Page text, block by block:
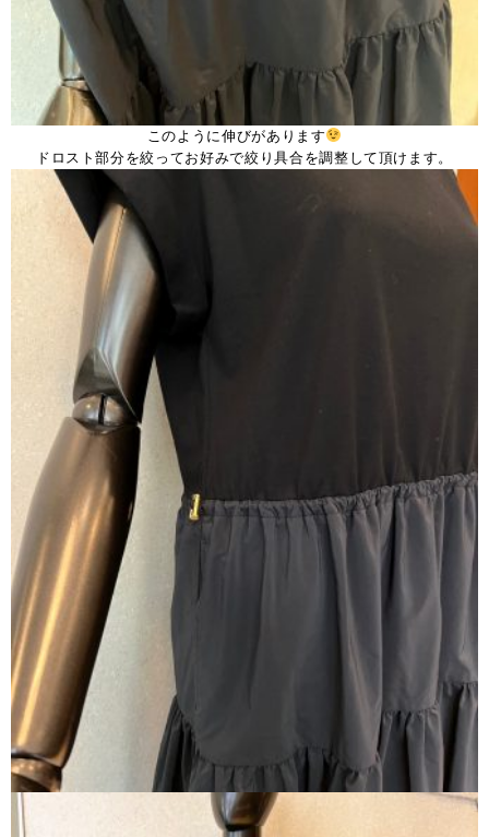
このように伸びがあります
ドロスト部分を絞ってお好みで絞り具合を調整して頂けます。